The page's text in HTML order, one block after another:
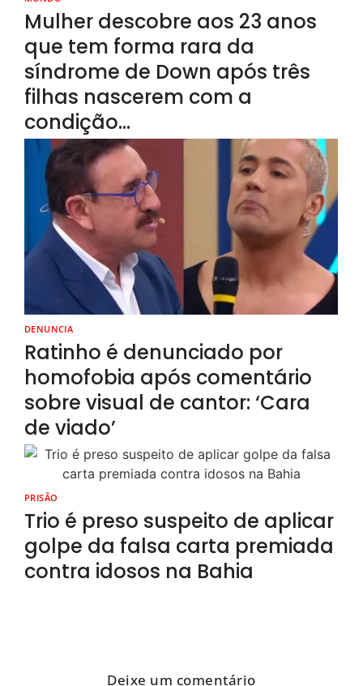
Mulher descobre aos 23 anos
que tem forma rara da
síndrome de Down após três
filhas nascerem com a
condição…
DENUNCIA
Ratinho é denunciado por
homofobia após comentário
sobre visual de cantor: ‘Cara
de viado’
PRISÃO
Trio é preso suspeito de aplicar
golpe da falsa carta premiada
contra idosos na Bahia
Deixe um comentário